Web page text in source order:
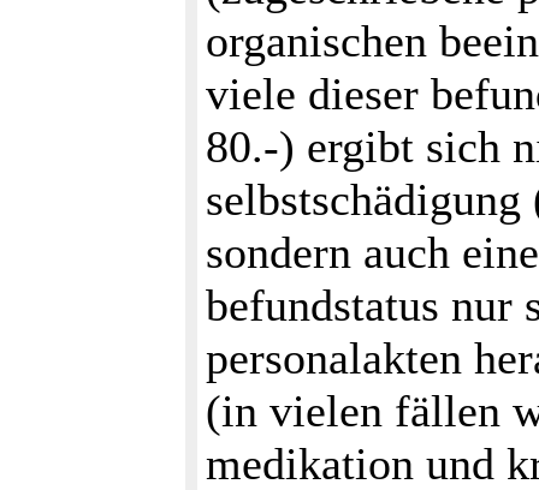
organischen
viele dieser
80.-) ergibt sich
sondern auch
befundstatus nur
personalakten
(in vielen fällen
medikation und